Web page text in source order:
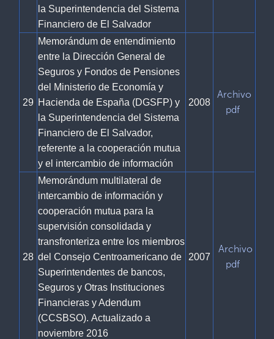
la Superintendencia del Sistema
Financiero de El Salvador
29
Memorándum de entendimiento
entre la Dirección General de
Seguros y Fondos de Pensiones
del Ministerio de Economía y
Hacienda de España (DGSFP) y
la Superintendencia del Sistema
Financiero de El Salvador,
referente a la cooperación mutua
y el intercambio de información
2008
Archivo
pdf
28
Memorándum multilateral de
intercambio de información y
cooperación mutua para la
supervisión consolidada y
transfronteriza entre los miembros
del Consejo Centroamericano de
Superintendentes de bancos,
Seguros y Otras Instituciones
Financieras y Adendum
(CCSBSO). Actualizado a
noviembre 2016
2007
Archivo
pdf